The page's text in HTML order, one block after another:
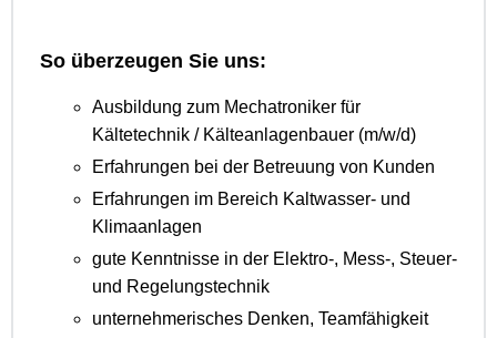
So überzeugen Sie uns:
Ausbildung zum Mechatroniker für
Kältetechnik / Kälteanlagenbauer (m/w/d)
Erfahrungen bei der Betreuung von Kunden
Erfahrungen im Bereich Kaltwasser- und
Klimaanlagen
gute Kenntnisse in der Elektro-, Mess-, Steuer-
und Regelungstechnik
unternehmerisches Denken, Teamfähigkeit